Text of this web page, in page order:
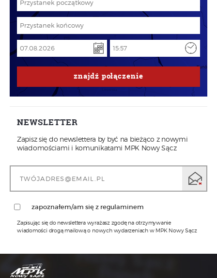
znajdź połączenie
NEWSLETTER
Zapisz się do newslettera by być na bieżąco z nowymi
wiadomościami i komunikatami MPK Nowy Sącz
zapoznałem/am się z regulaminem
Sp. z o.o. w Nowym Sączu z siedzibą przy ul.
Zapisując się do newslettera wyrażasz zgodę na otrzymywanie
wiadomości drogą mailową o nowych wydarzeniach w MPK Nowy Sącz